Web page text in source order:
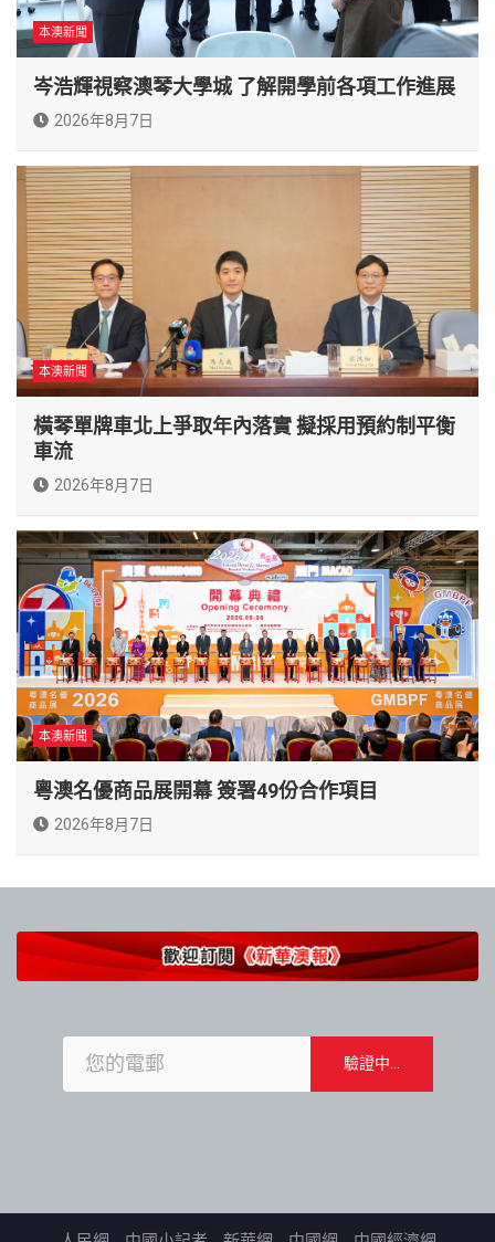
本澳新聞
岑浩輝視察澳琴大學城 了解開學前各項工作進展
2026年8月7日
本澳新聞
橫琴單牌車北上爭取年內落實 擬採用預約制平衡
車流
2026年8月7日
本澳新聞
粵澳名優商品展開幕 簽署49份合作項目
2026年8月7日